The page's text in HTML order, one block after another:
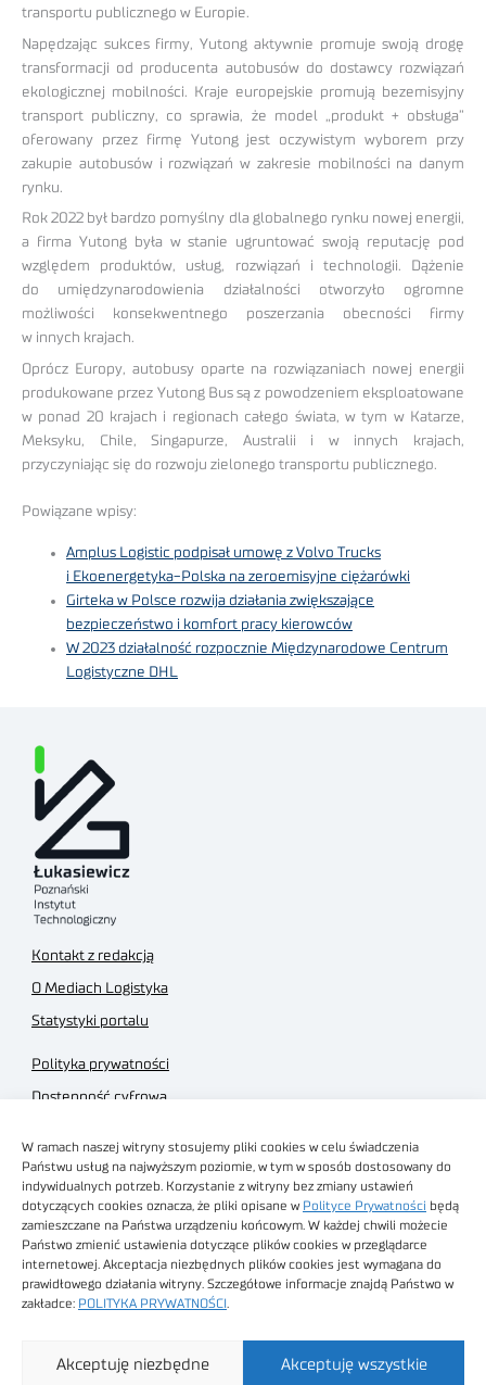
W ramach naszej witryny stosujemy pliki cookies w celu świadczenia
Państwu usług na najwyższym poziomie, w tym w sposób dostosowany do
indywidualnych potrzeb. Korzystanie z witryny bez zmiany ustawień
dotyczących cookies oznacza, że pliki opisane w Polityce Prywatności będą
zamieszczane na Państwa urządzeniu końcowym. W każdej chwili możecie
Państwo zmienić ustawienia dotyczące plików cookies w przeglądarce
internetowej. Akceptacja niezbędnych plików cookies jest wymagana do
prawidłowego działania witryny. Szczegółowe informacje znajdą Państwo w
zakładce: POLITYKA PRYWATNOŚCI
Akceptuję wszystkie
Akceptuję niezbędne
transportu publicznego w Europie.
Napędzając sukces firmy, Yutong aktywnie promuje swoją drogę
transformacji od producenta autobusów do dostawcy rozwiązań
ekologicznej mobilności. Kraje europejskie promują bezemisyjny
transport publiczny, co sprawia, że model „produkt + obsługa”
oferowany przez firmę Yutong jest oczywistym wyborem przy
zakupie autobusów i rozwiązań w zakresie mobilności na danym
rynku.
Rok 2022 był bardzo pomyślny dla globalnego rynku nowej energii,
a firma Yutong była w stanie ugruntować swoją reputację pod
względem produktów, usług, rozwiązań i technologii. Dążenie
do umiędzynarodowienia działalności otworzyło ogromne
możliwości konsekwentnego poszerzania obecności firmy
w innych krajach.
Oprócz Europy, autobusy oparte na rozwiązaniach nowej energii
produkowane przez Yutong Bus są z powodzeniem eksploatowane
w ponad 20 krajach i regionach całego świata, w tym w Katarze,
Meksyku, Chile, Singapurze, Australii i w innych krajach,
przyczyniając się do rozwoju zielonego transportu publicznego.
Powiązane wpisy:
Amplus Logistic podpisał umowę z Volvo Trucks
i Ekoenergetyka-Polska na zeroemisyjne ciężarówki
Girteka w Polsce rozwija działania zwiększające
bezpieczeństwo i komfort pracy kierowców
W 2023 działalność rozpocznie Międzynarodowe Centrum
Logistyczne DHL
Kontakt z redakcją
O Mediach Logistyka
Statystyki portalu
Polityka prywatności
Dostępność cyfrowa
Regulamin sklepu
Obrazy stockowe
autorstwa
Technologiczny